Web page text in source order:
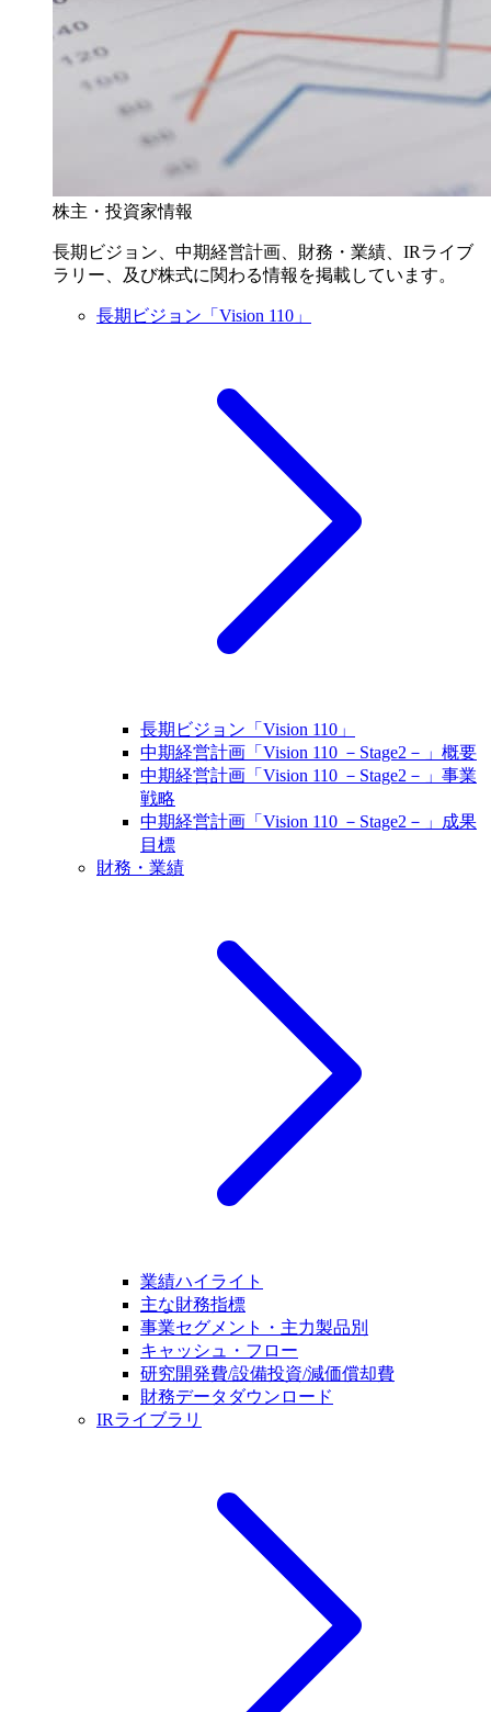
株主・投資家情報
長期ビジョン、中期経営計画、財務・業績、IRライブ
ラリー、及び株式に関わる情報を掲載しています。
長期ビジョン「Vision 110」
長期ビジョン「Vision 110」
中期経営計画「Vision 110 －Stage2－」概要
中期経営計画「Vision 110 －Stage2－」事業
戦略
中期経営計画「Vision 110 －Stage2－」成果
目標
財務・業績
業績ハイライト
主な財務指標
事業セグメント・主力製品別
キャッシュ・フロー
研究開発費/設備投資/減価償却費
財務データダウンロード
IRライブラリ